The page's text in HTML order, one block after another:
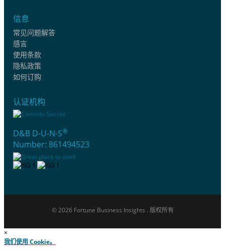
信息
常见问题解答
感言
使用条款
隐私政策
如何订购
认证机构
D&B D-U-N-S®
Number: 861494523
© 2026 Fortune Business Insights . 版权所有
×
我们使用 Cookie。